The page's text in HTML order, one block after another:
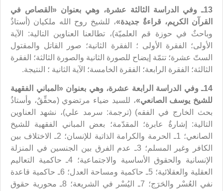
13ـ وفي الدراسة الثالثة عشرة، وهي بعنوان «
القصاص في
القرآن الكريم، قراءةٌ جديدة»، للشيخ روح الله ملكيان (أستاذٌ
وباحثٌ في حوزة قم العلميّة)، تطالعنا العناوين التالية: الآية
الأولى؛ الفقرة الأولى ؛ الفقرة الثانية؛ صور القاتل والمقتول
الستّ عشرة؛ تتمّة إيضاح للصورة الثانية والصورة الثالثة؛ الفقرة
الثالثة؛ الفقرة الرابعة؛ الفقرة الخامسة؛ الآية الثانية ؛ النتيجة.
14ـ وفي الدراسة الرابعة عشرة، وهي بعنوان «
المباني الفقهية
للشيخ يوسف الصانعي»، للسيد ضياء مرتضوي (محقِّقٌ، وأستاذُ
بحث الخارج في الفقه) (ترجمة: سرمد علي)، نشهد العناوين
التالية: إشارةٌ عابرة؛ المقدّمة؛ بعض المباني الفقهية للشيخ
الصانعي؛ 1ـ الحرمة والكرامة الذاتية للإنسان؛ 2ـ الاختلاف بين
الكافر وغير المسلم؛ 3ـ عدم الفرق بين الجنسين في المنزلة
الإنسانية والحقوق الأساسية والاجتماعية؛ 4ـ حاكمية التعاليم
العقلية والعقلائية؛ 5ـ حاكمية ومساحة العدل؛ 6ـ حاكمية قاعدة
نفي العُسْر والحَرَج؛ 7ـ اليُسْر في الشريعة؛ 8ـ محورية حقوق